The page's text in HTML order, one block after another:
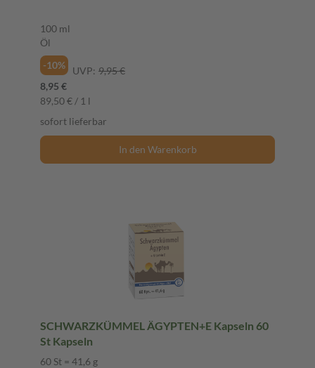
100 ml
Öl
-10%
UVP: 9,95 €
8,95 €
89,50 € / 1 l
sofort lieferbar
In den Warenkorb
SCHWARZKÜMMEL ÄGYPTEN+E Kapseln 60
St Kapseln
60 St = 41,6 g